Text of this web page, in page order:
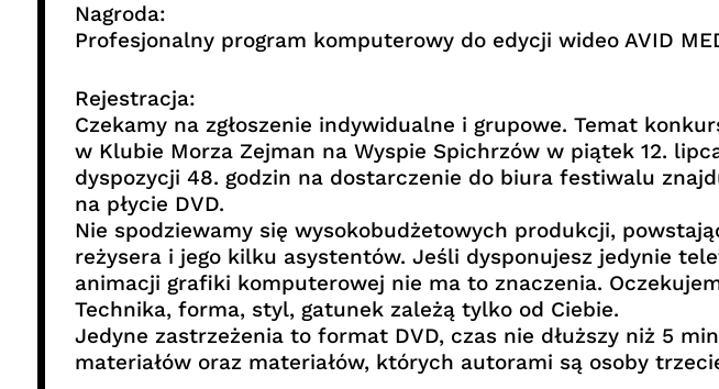
Nagroda:
Profesjonalny program komputerowy do edycji wideo AVID
Rejestracja:
Czekamy na zgłoszenie indywidualne i grupowe. Temat
w Klubie Morza Zejman na Wyspie Spichrzów w piątek 12.
dyspozycji 48. godzin na dostarczenie do biura festiwalu
na płycie DVD.
Nie spodziewamy się wysokobudżetowych produkcji,
reżysera i jego kilku asystentów. Jeśli dysponujesz jedynie
animacji grafiki komputerowej nie ma to znaczenia.
Technika, forma, styl, gatunek zależą tylko od Ciebie.
Jedyne zastrzeżenia to format DVD, czas nie dłuższy niż 5
materiałów oraz materiałów, których autorami są osoby